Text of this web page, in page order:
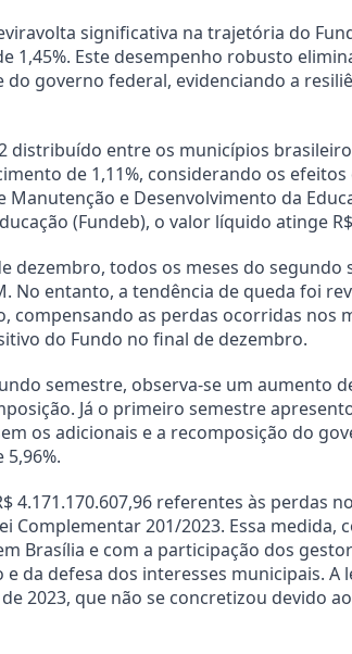
significativa na trajetória do
1,45%. Este desempenho robusto
governo federal, evidenciando a
distribuído entre os municípios
de 1,11%, considerando os efeitos
e Desenvolvimento da
(Fundeb), o valor líquido atinge
dezembro, todos os meses do
No entanto, a tendência de queda foi
compensando as perdas ocorridas nos
do Fundo no final de dezembro.
semestre, observa-se um aumento
Já o primeiro semestre
os adicionais e a recomposição do
4.171.170.607,96 referentes às perdas
Complementar 201/2023. Essa medida,
Brasília e com a participação dos
da defesa dos interesses municipais. A
2023, que não se concretizou devido